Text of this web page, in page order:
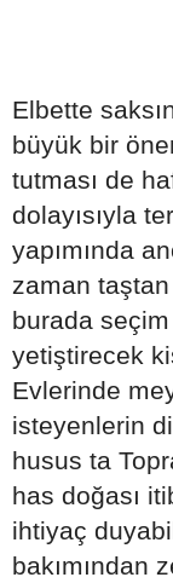
Elbette
büyük bir
tutması de
dolayısıyla
yapımında
zaman
burada
yetiştirecek
Evlerinde
isteyenlerin
husus ta
has doğası
ihtiyaç
bakımından